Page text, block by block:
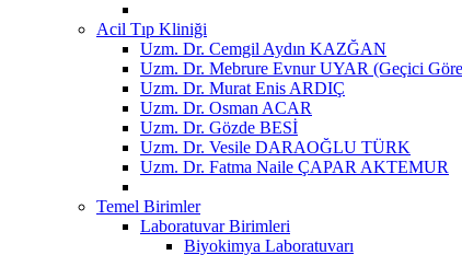
Acil Tıp Kliniği
Uzm. Dr. Cemgil Aydın KAZĞAN
Uzm. Dr. Mebrure Evnur UYAR (Geçici
Uzm. Dr. Murat Enis ARDIÇ
Uzm. Dr. Osman ACAR
Uzm. Dr. Gözde BESİ
Uzm. Dr. Vesile DARAOĞLU TÜRK
Uzm. Dr. Fatma Naile ÇAPAR AKTEMUR
Temel Birimler
Laboratuvar Birimleri
Biyokimya Laboratuvarı